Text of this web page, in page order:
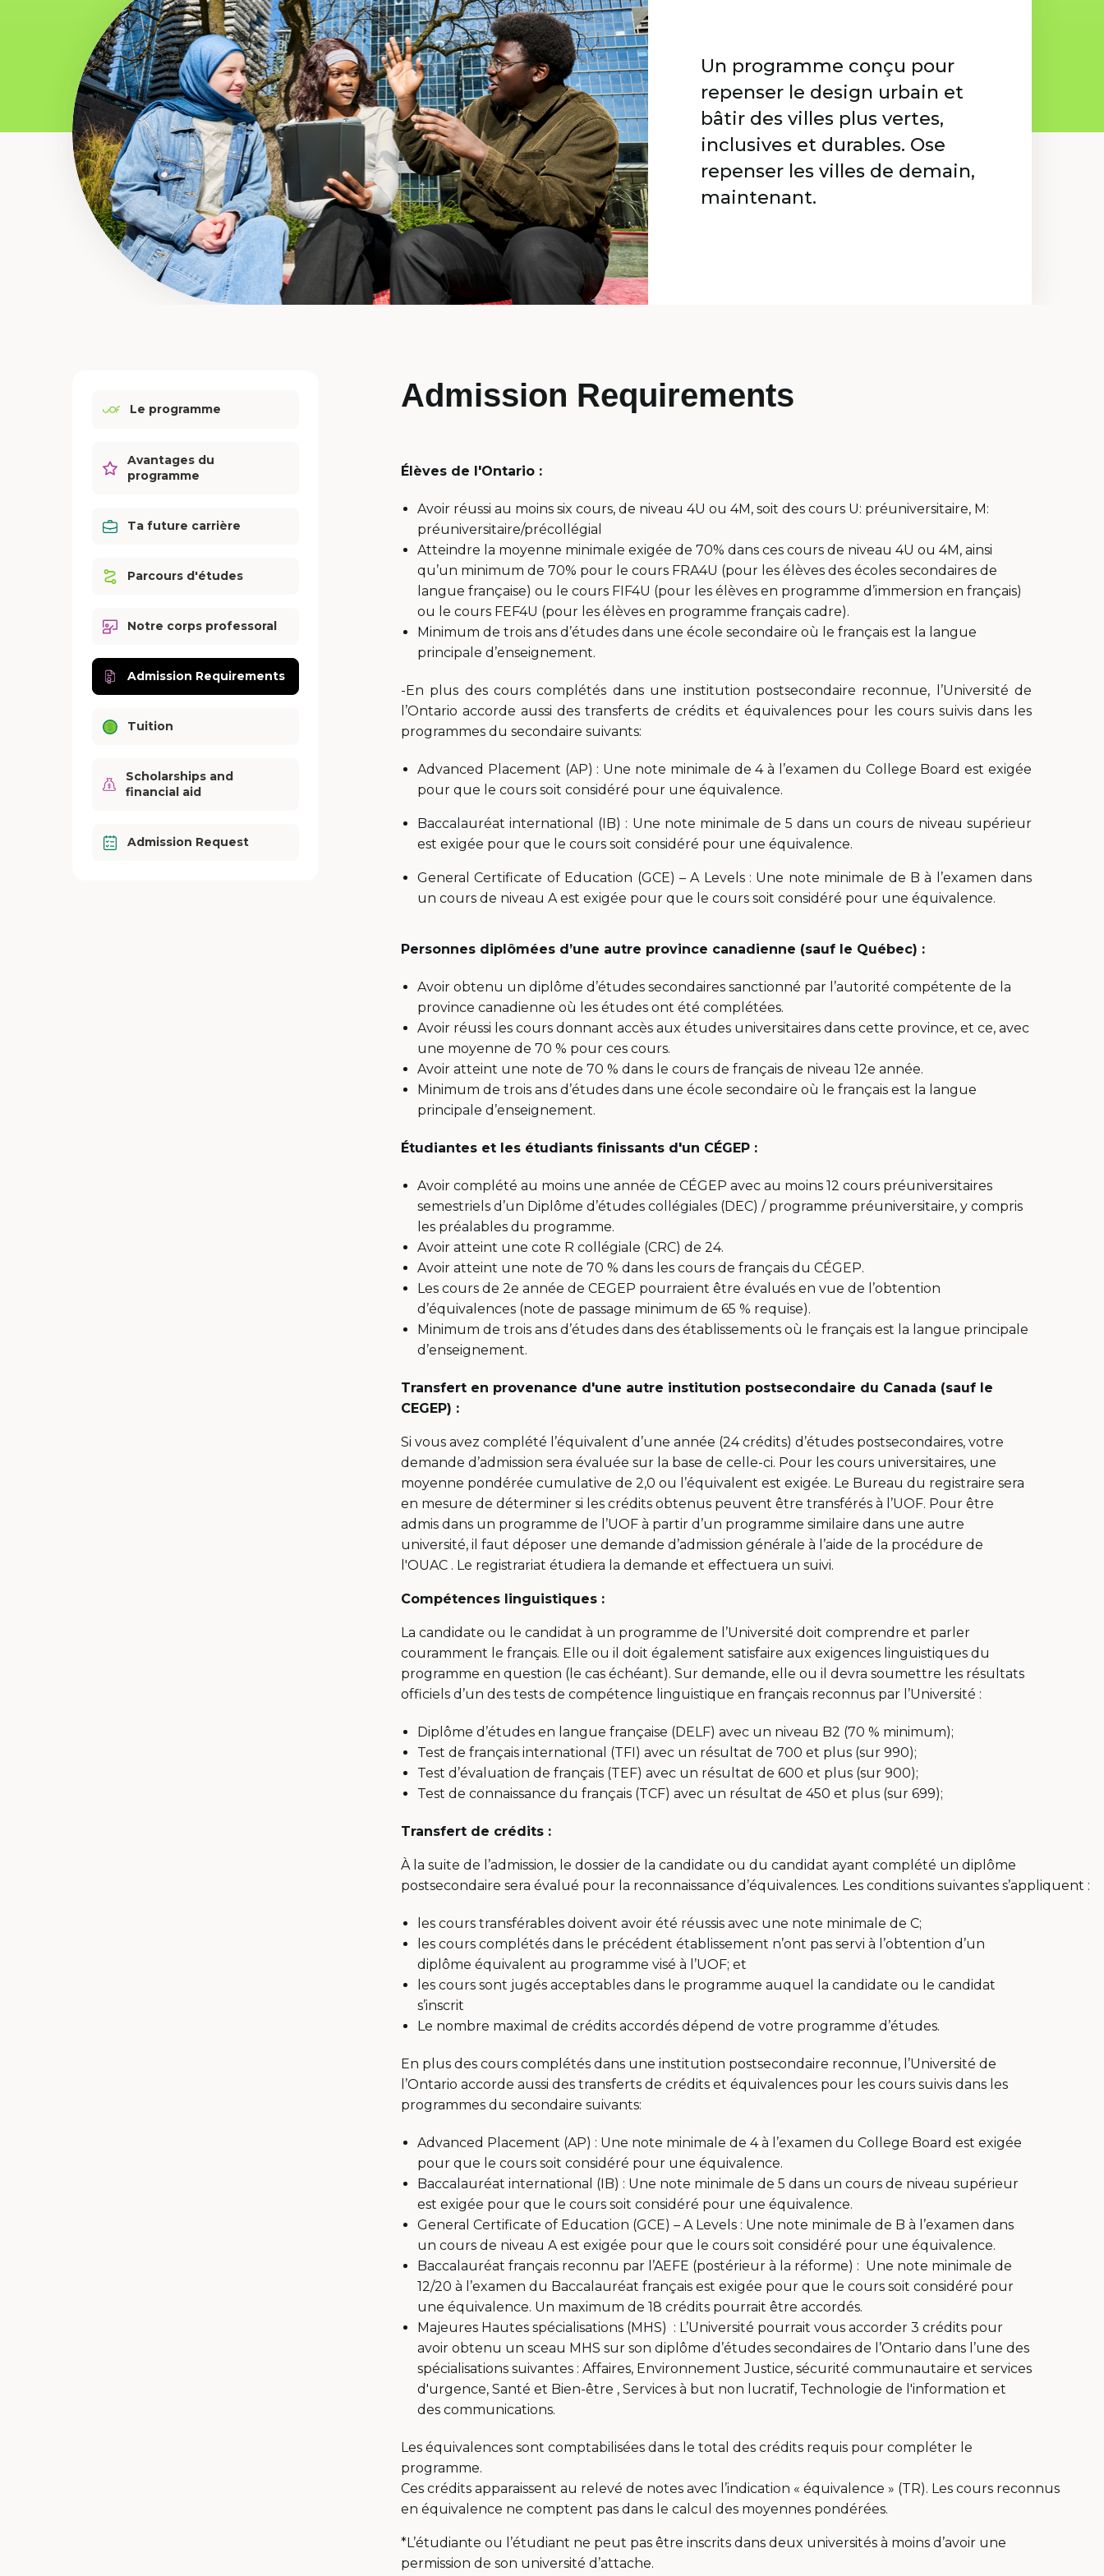
Un programme conçu pour
repenser le design urbain et
bâtir des villes plus vertes,
inclusives et durables. Ose
repenser les villes de demain,
maintenant.
Le programme
Avantages du
programme
Ta future carrière
Parcours d'études
Notre corps professoral
Admission Requirements
Tuition
Scholarships and
financial aid
Admission Request
Admission Requirements
Élèves de l'Ontario :
Avoir réussi au moins six cours, de niveau 4U ou 4M, soit des cours U: préuniversitaire, M:
préuniversitaire/précollégial
Atteindre la moyenne minimale exigée de 70% dans ces cours de niveau 4U ou 4M, ainsi
qu’un minimum de 70% pour le cours FRA4U (pour les élèves des écoles secondaires de
langue française) ou le cours FIF4U (pour les élèves en programme d’immersion en français)
ou le cours FEF4U (pour les élèves en programme français cadre).
Minimum de trois ans d’études dans une école secondaire où le français est la langue
principale d’enseignement.
-En plus des cours complétés dans une institution postsecondaire reconnue, l’Université de
l’Ontario accorde aussi des transferts de crédits et équivalences pour les cours suivis dans les
programmes du secondaire suivants:
Advanced Placement (AP) : Une note minimale de 4 à l’examen du College Board est exigée
pour que le cours soit considéré pour une équivalence.
Baccalauréat international (IB) : Une note minimale de 5 dans un cours de niveau supérieur
est exigée pour que le cours soit considéré pour une équivalence.
General Certificate of Education (GCE) – A Levels : Une note minimale de B à l’examen dans
un cours de niveau A est exigée pour que le cours soit considéré pour une équivalence.
Personnes diplômées d’une autre province canadienne (sauf le Québec) :
Avoir obtenu un diplôme d’études secondaires sanctionné par l’autorité compétente de la
province canadienne où les études ont été complétées.
Avoir réussi les cours donnant accès aux études universitaires dans cette province, et ce, avec
une moyenne de 70 % pour ces cours.
Avoir atteint une note de 70 % dans le cours de français de niveau 12e année.
Minimum de trois ans d’études dans une école secondaire où le français est la langue
principale d’enseignement.
Étudiantes et les étudiants finissants d'un CÉGEP :
Avoir complété au moins une année de CÉGEP avec au moins 12 cours préuniversitaires
semestriels d’un Diplôme d’études collégiales (DEC) / programme préuniversitaire, y compris
les préalables du programme.
Avoir atteint une cote R collégiale (CRC) de 24.
Avoir atteint une note de 70 % dans les cours de français du CÉGEP.
Les cours de 2e année de CEGEP pourraient être évalués en vue de l’obtention
d’équivalences (note de passage minimum de 65 % requise).
Minimum de trois ans d’études dans des établissements où le français est la langue principale
d’enseignement.
Transfert en provenance d'une autre institution postsecondaire du Canada (sauf le
CEGEP) :
Si vous avez complété l’équivalent d’une année (24 crédits) d’études postsecondaires, votre
demande d’admission sera évaluée sur la base de celle-ci. Pour les cours universitaires, une
moyenne pondérée cumulative de 2,0 ou l’équivalent est exigée. Le Bureau du registraire sera
en mesure de déterminer si les crédits obtenus peuvent être transférés à l’UOF. Pour être
admis dans un programme de l’UOF à partir d’un programme similaire dans une autre
université, il faut déposer une demande d’admission générale à l’aide de la procédure de
l'OUAC . Le registrariat étudiera la demande et effectuera un suivi.
Compétences linguistiques :
La candidate ou le candidat à un programme de l’Université doit comprendre et parler
couramment le français. Elle ou il doit également satisfaire aux exigences linguistiques du
programme en question (le cas échéant). Sur demande, elle ou il devra soumettre les résultats
officiels d’un des tests de compétence linguistique en français reconnus par l’Université :
Diplôme d’études en langue française (DELF) avec un niveau B2 (70 % minimum);
Test de français international (TFI) avec un résultat de 700 et plus (sur 990);
Test d’évaluation de français (TEF) avec un résultat de 600 et plus (sur 900);
Test de connaissance du français (TCF) avec un résultat de 450 et plus (sur 699);
Transfert de crédits :
À la suite de l’admission, le dossier de la candidate ou du candidat ayant complété un diplôme
postsecondaire sera évalué pour la reconnaissance d’équivalences. Les conditions suivantes s’appliquent :
les cours transférables doivent avoir été réussis avec une note minimale de C;
les cours complétés dans le précédent établissement n’ont pas servi à l’obtention d’un
diplôme équivalent au programme visé à l’UOF; et
les cours sont jugés acceptables dans le programme auquel la candidate ou le candidat
s’inscrit
Le nombre maximal de crédits accordés dépend de votre programme d’études.
En plus des cours complétés dans une institution postsecondaire reconnue, l’Université de
l’Ontario accorde aussi des transferts de crédits et équivalences pour les cours suivis dans les
programmes du secondaire suivants:
Advanced Placement (AP) : Une note minimale de 4 à l’examen du College Board est exigée
pour que le cours soit considéré pour une équivalence.
Baccalauréat international (IB) : Une note minimale de 5 dans un cours de niveau supérieur
est exigée pour que le cours soit considéré pour une équivalence.
General Certificate of Education (GCE) – A Levels : Une note minimale de B à l’examen dans
un cours de niveau A est exigée pour que le cours soit considéré pour une équivalence.
Baccalauréat français reconnu par l’AEFE (postérieur à la réforme) : Une note minimale de
12/20 à l’examen du Baccalauréat français est exigée pour que le cours soit considéré pour
une équivalence. Un maximum de 18 crédits pourrait être accordés.
Majeures Hautes spécialisations (MHS) : L’Université pourrait vous accorder 3 crédits pour
avoir obtenu un sceau MHS sur son diplôme d’études secondaires de l’Ontario dans l’une des
spécialisations suivantes : Affaires, Environnement Justice, sécurité communautaire et services
d'urgence, Santé et Bien-être , Services à but non lucratif, Technologie de l'information et
des communications.
Les équivalences sont comptabilisées dans le total des crédits requis pour compléter le
programme.
Ces crédits apparaissent au relevé de notes avec l’indication « équivalence » (TR). Les cours reconnus
en équivalence ne comptent pas dans le calcul des moyennes pondérées.
*L’étudiante ou l’étudiant ne peut pas être inscrits dans deux universités à moins d’avoir une
permission de son université d’attache.